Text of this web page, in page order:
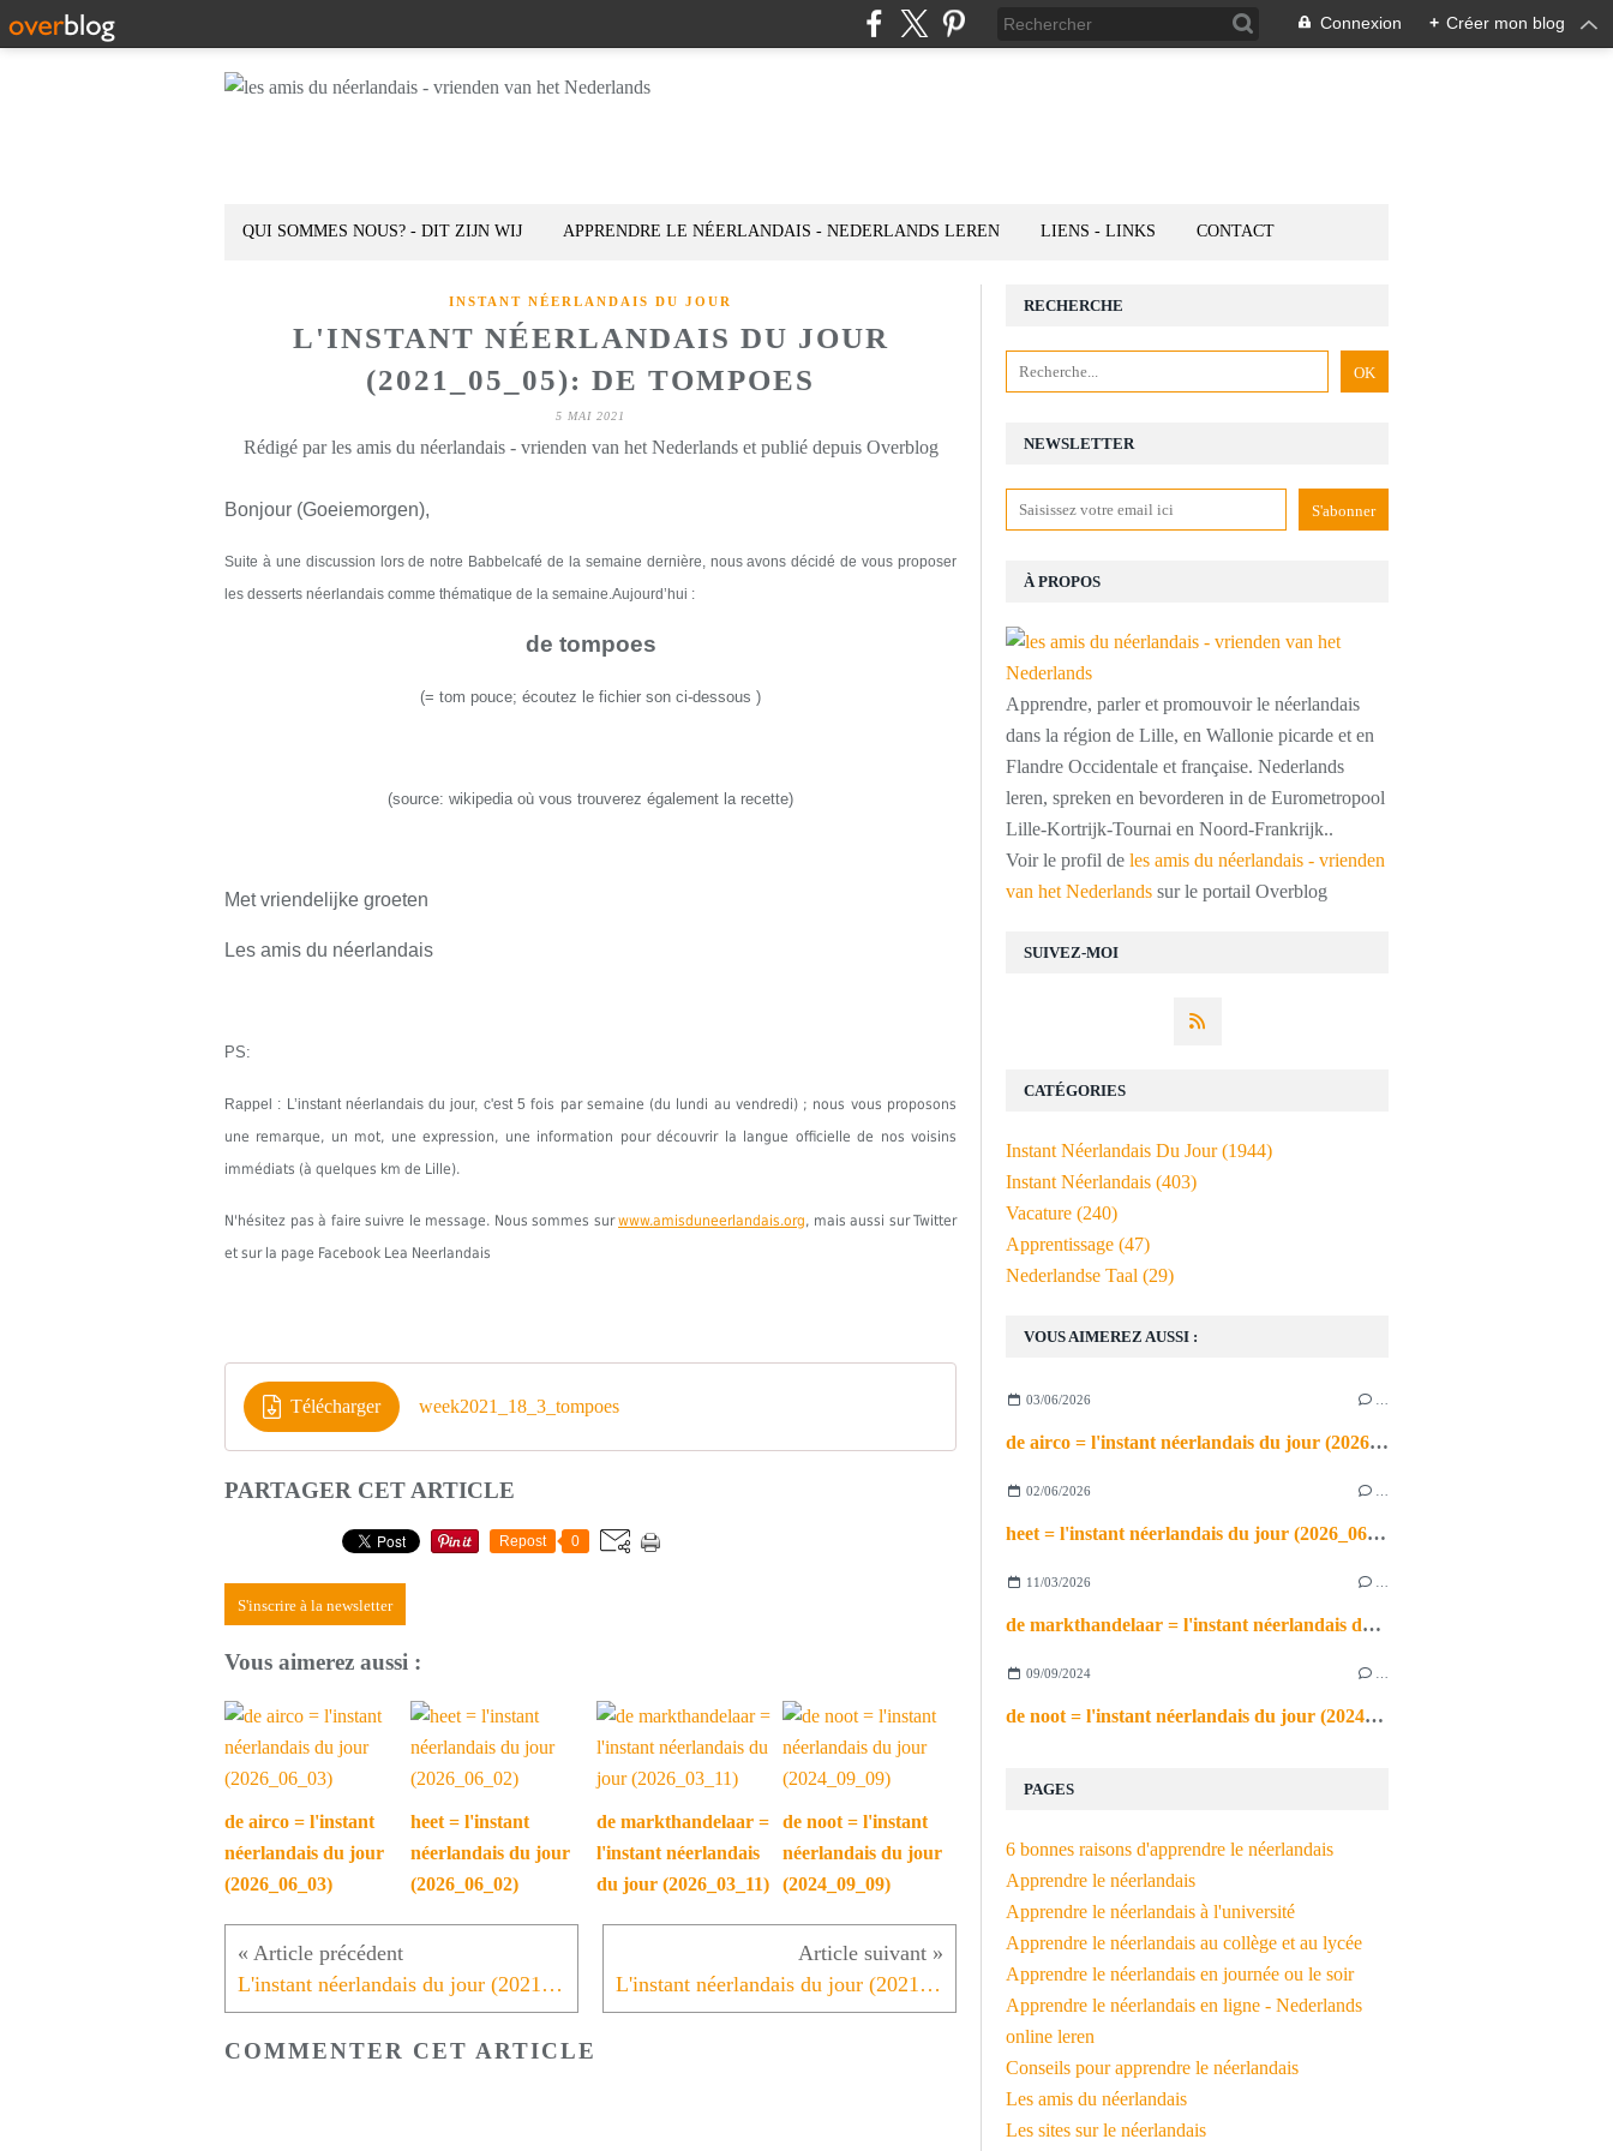
Connexion + Créer mon blog
QUI SOMMES NOUS? - DIT ZIJN WIJ APPRENDRE LE NÉERLANDAIS - NEDERLANDS LEREN LIENS - LINKS CONTACT
INSTANT NÉERLANDAIS DU JOUR
L'INSTANT NÉERLANDAIS DU JOUR
(2021_05_05): DE TOMPOES
5 MAI 2021
Rédigé par les amis du néerlandais - vrienden van het Nederlands et publié depuis Overblog
Bonjour (Goeiemorgen),
Suite à une discussion lorsde notre Babbelcaféde la semaine dernière, nous avons décidé de vous proposer
les desserts néerlandais comme thématique de la semaine.Aujourd’hui :
de tompoes
(= tom pouce; écoutez le fichier son ci-dessous )
(source: wikipedia où vous trouverez également la recette)
Met vriendelijke groeten
Les amis du néerlandais
PS:
Rappel : L’instant néerlandais du jour, c'est 5 fois par semaine (du lundi au vendredi) ; nous vous proposons
une remarque, un mot, une expression, une information pour découvrir la langue officielle de nos voisins
immédiats (à quelques km de Lille).
N'hésitez pas à faire suivre le message. Nous sommes surwww.amisduneerlandais.org, mais aussi sur Twitter
et sur la page Facebook Lea Neerlandais
Télécharger week2021_18_3_tompoes
PARTAGER CET ARTICLE
Repost 0
S'inscrire à la newsletter
Vous aimerez aussi :
de airco = l'instant
néerlandais du jour
(2026_06_03)
heet = l'instant
néerlandais du jour
(2026_06_02)
de markthandelaar =
l'instant néerlandais
du jour (2026_03_11)
de noot = l'instant
néerlandais du jour
(2024_09_09)
L'instant néerlandais du jour (2021_05_04): rijstevlaai L'instant néerlandais du jour (2021_05_06): de appelflap
COMMENTER CET ARTICLE
NEWSLETTER
SUIVEZ-MOI
RECHERCHE
À PROPOS
Apprendre, parler et promouvoir le néerlandais
dans la région de Lille, en Wallonie picarde et en
Flandre Occidentale et française. Nederlands
leren, spreken en bevorderen in de Eurometropool
Lille-Kortrijk-Tournai en Noord-Frankrijk..
Voir le profil de les amis du néerlandais - vrienden
van het Nederlands sur le portail Overblog
VOUS AIMEREZ AUSSI :
03/06/2026
de airco = l'instant néerlandais du jour (2026_06_03)
02/06/2026
heet = l'instant néerlandais du jour (2026_06_02)
11/03/2026
de markthandelaar = l'instant néerlandais du jour (2026_03_11)
09/09/2024
de noot = l'instant néerlandais du jour (2024_09_09)
PAGES
6 bonnes raisons d'apprendre le néerlandais
Apprendre le néerlandais
Apprendre le néerlandais à l'université
Apprendre le néerlandais au collège et au lycée
Apprendre le néerlandais en journée ou le soir
Apprendre le néerlandais en ligne - Nederlands
online leren
Conseils pour apprendre le néerlandais
Les amis du néerlandais
Les sites sur le néerlandais
CATÉGORIES
Instant Néerlandais Du Jour(1944)
Instant Néerlandais (403)
Vacature (240)
Apprentissage (47)
Nederlandse Taal (29)